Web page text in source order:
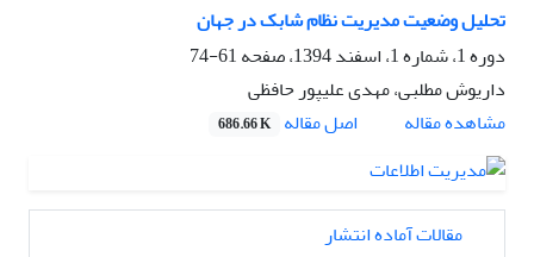
تحلیل وضعیت مدیریت نظام شابک در جهان
دوره 1، شماره 1، اسفند 1394، صفحه
61-74
داریوش مطلبی، مهدی علیپور حافظی
مشاهده مقاله
اصل مقاله 686.66 K
مقالات آماده انتشار